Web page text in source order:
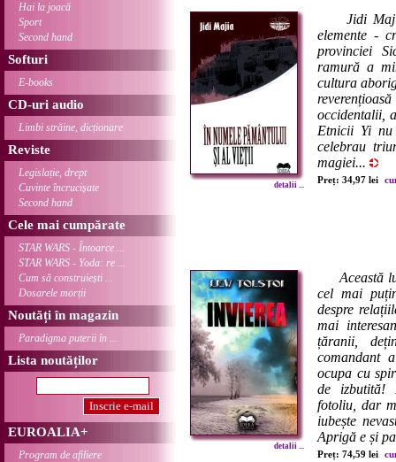
Hai la joacă
Sport
Second hand
Softuri
E-books
CD-uri audio
Limbi străine, dicționare
Reviste
Legislație, drept
Cuvinte încrucișate
Second hand
Cele mai cumpărate
STAR WARS - Întoarce ...
STAR WARS - Yoda: re ...
Cum să construiești ...
Dosarele morții
Noutăți în magazin
Paradigma puterii în ...
Lista noutăților
EUROALIA+
Program de afiliere
detalii ...
Jidi
elemente -
provinciei
ramură a
cultura
occidentalii,
Etnicii Yi nu
celebrau
magiei...
Preț: 34,97 lei
detalii ...
Această
cel mai
despre
mai
țăranii,
comandant
ocupa cu
de izbutită!
fotoliu, dar
iubește
Aprigă e și
Preț: 74,59 lei